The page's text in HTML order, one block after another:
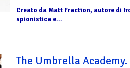
Creato da Matt Fraction, autore di
spionistica e...
The Umbrella